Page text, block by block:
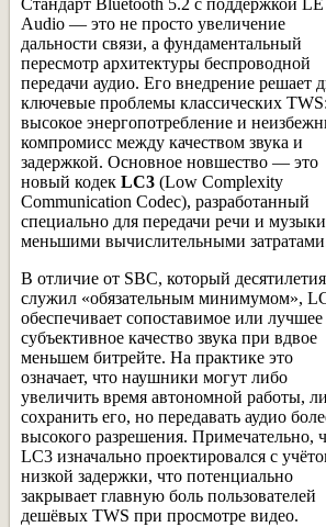
Стандарт Bluetooth 5.2 с поддержкой LE
Audio — это не просто увеличение
дальности связи, а фундаментальный
пересмотр архитектуры беспроводной
передачи аудио. Его внедрение решает
ключевые проблемы классических TWS:
высокое энергопотребление и
компромисс между качеством звука и
задержкой. Основное новшество — это
новый кодек LC3 (Low Complexity
Communication Codec), разработанный
специально для передачи речи и
меньшими вычислительными
В отличие от SBC, который
служил «обязательным минимумом»,
обеспечивает сопоставимое или лучшее
субъективное качество звука при вдвое
меньшем битрейте. На практике это
означает, что наушники могут либо
увеличить время автономной работы,
сохранить его, но передавать аудио
высокого разрешения. Примечательно,
LC3 изначально проектировался с
низкой задержки, что потенциально
закрывает главную боль пользователей
дешёвых TWS при просмотре видео.